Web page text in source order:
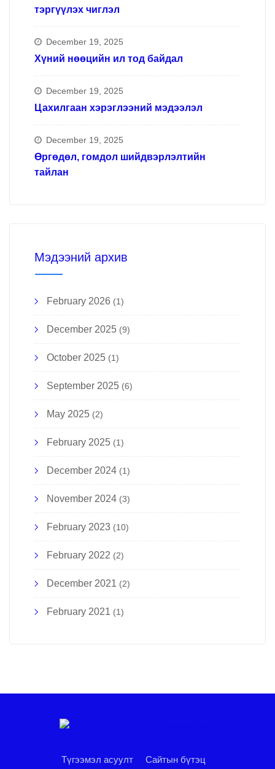
тэргүүлэх чиглэл
December 19, 2025
Хүний нөөцийн ил тод байдал
December 19, 2025
Цахилгаан хэрэглээний мэдээлэл
December 19, 2025
Өргөдөл, гомдол шийдвэрлэлтийн
тайлан
Мэдээний архив
February 2026 (1)
December 2025 (9)
October 2025 (1)
September 2025 (6)
May 2025 (2)
February 2025 (1)
December 2024 (1)
November 2024 (3)
February 2023 (10)
February 2022 (2)
December 2021 (2)
February 2021 (1)
Түгээмэл асуулт Сайтын бүтэц